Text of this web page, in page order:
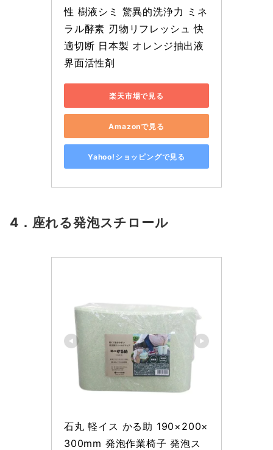
性 樹液シミ 驚異的洗浄力 ミネ
ラル酵素 刃物リフレッシュ 快
適切断 日本製 オレンジ抽出液
界面活性剤
楽天市場で見る
Amazonで見る
Yahoo!ショッピングで見る
4．座れる発泡スチロール
石丸 軽イス かる助 190×200×
300mm 発泡作業椅子 発泡ス